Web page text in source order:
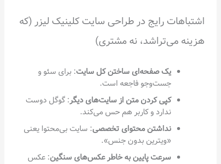
اشتباهات رایج در طراحی سایت کلینیک لیزر (که
هزینه می‌تراشد، نه مشتری)
یک صفحه‌ای ساختن کل سایت: برای سئو و
جست‌وجو فاجعه است.
کپی کردن متن از سایت‌های دیگر: گوگل دوست
ندارد و کاربر هم حس می‌کند.
نداشتن محتوای تخصصی: سایت بی‌محتوا یعنی
«ویترین بدون جنس».
سرعت پایین به خاطر عکس‌های سنگین: عکس